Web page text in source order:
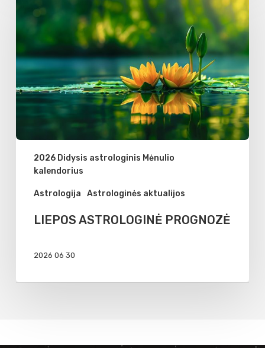
2026 Didysis astrologinis Mėnulio
kalendorius
Astrologija Astrologinės aktualijos
ASTROLOGINĖ
PROGNOZĖ
LIEPOS ASTROLOGINĖ PROGNOZĖ
2026 06 30